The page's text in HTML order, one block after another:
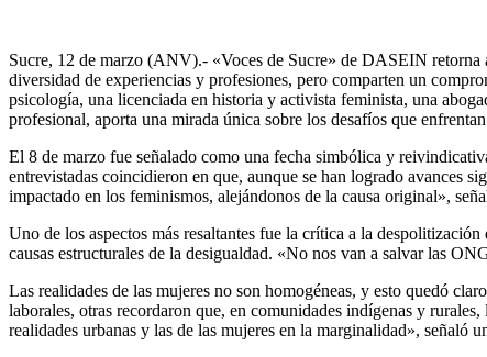
Sucre, 12 de marzo (ANV).- «Voces de Sucre» de DASEIN
diversidad de experiencias y profesiones, pero comparten un
psicología, una licenciada en historia y activista feminista, una
profesional, aporta una mirada única sobre los desafíos que
El 8 de marzo fue señalado como una fecha simbólica y
entrevistadas coincidieron en que, aunque se han logrado avances
impactado en los feminismos, alejándonos de la causa original»,
Uno de los aspectos más resaltantes fue la crítica a la
causas estructurales de la desigualdad. «No nos van a salvar las
Las realidades de las mujeres no son homogéneas, y esto quedó
laborales, otras recordaron que, en comunidades indígenas y
realidades urbanas y las de las mujeres en la marginalidad», señaló